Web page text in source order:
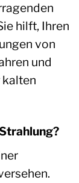
hilft, Ihren
von
und
kalten